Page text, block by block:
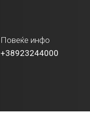
Повеќе инфо
+38923244000